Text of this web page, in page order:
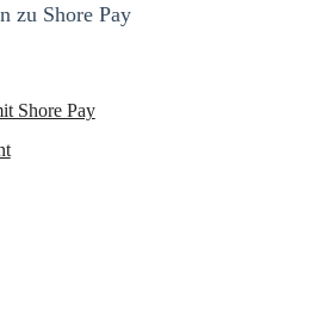
zu Shore Pay
Shore Pay